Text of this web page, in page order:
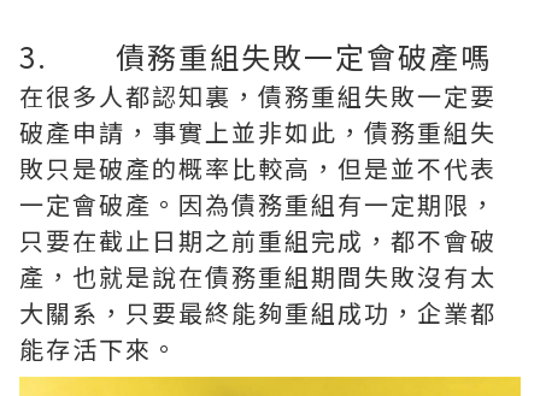
3. 債務重組失敗一定會破產嗎
在很多人都認知裏，債務重組失敗一定要
破產申請，事實上並非如此，債務重組失
敗只是破產的概率比較高，但是並不代表
一定會破產。因為債務重組有一定期限，
只要在截止日期之前重組完成，都不會破
產，也就是說在債務重組期間失敗沒有太
大關系，只要最終能夠重組成功，企業都
能存活下來。